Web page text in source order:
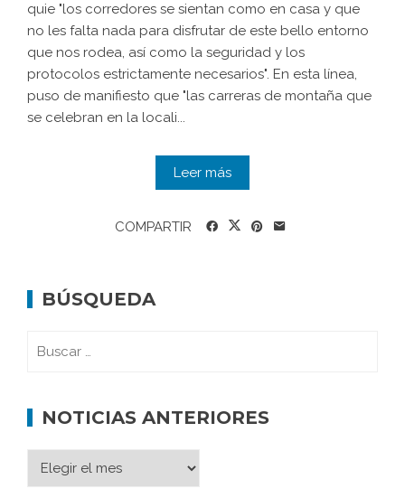
quie "los corredores se sientan como en casa y que
no les falta nada para disfrutar de este bello entorno
que nos rodea, así como la seguridad y los
protocolos estrictamente necesarios". En esta línea,
puso de manifiesto que "las carreras de montaña que
se celebran en la locali...
Leer más
COMPARTIR
BÚSQUEDA
NOTICIAS ANTERIORES